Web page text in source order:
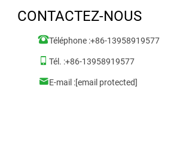
CONTACTEZ-NOUS
Téléphone :+86-13958919577
Tél. :+86-13958919577
E-mail :[email protected]